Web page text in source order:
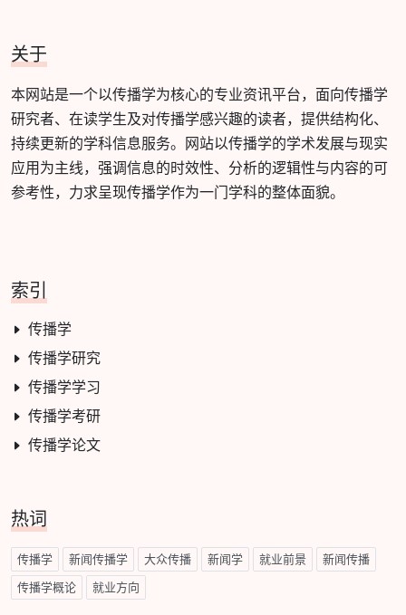
关于
本网站是一个以传播学为核心的专业资讯平台，面向传播学
研究者、在读学生及对传播学感兴趣的读者，提供结构化、
持续更新的学科信息服务。网站以传播学的学术发展与现实
应用为主线，强调信息的时效性、分析的逻辑性与内容的可
参考性，力求呈现传播学作为一门学科的整体面貌。
索引
传播学
传播学研究
传播学学习
传播学考研
传播学论文
热词
传播学 新闻传播学 大众传播 新闻学 就业前景 新闻传播
传播学概论 就业方向